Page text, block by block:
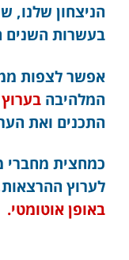
הניצחון שלנו,
בעשרות השנים
אפשר לצפות
המלהיבה
התכנים ואת
כמחצית מחברי
לערוץ
באופן אוטומטי.